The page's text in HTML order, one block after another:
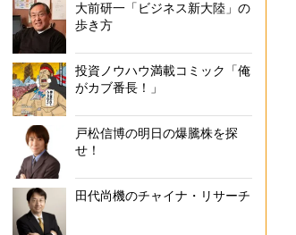
大前研一「ビジネス新大陸」の
歩き方
投資ノウハウ満載コミック「俺
がカブ番長！」
戸松信博の明日の爆騰株を探
せ！
田代尚機のチャイナ・リサーチ